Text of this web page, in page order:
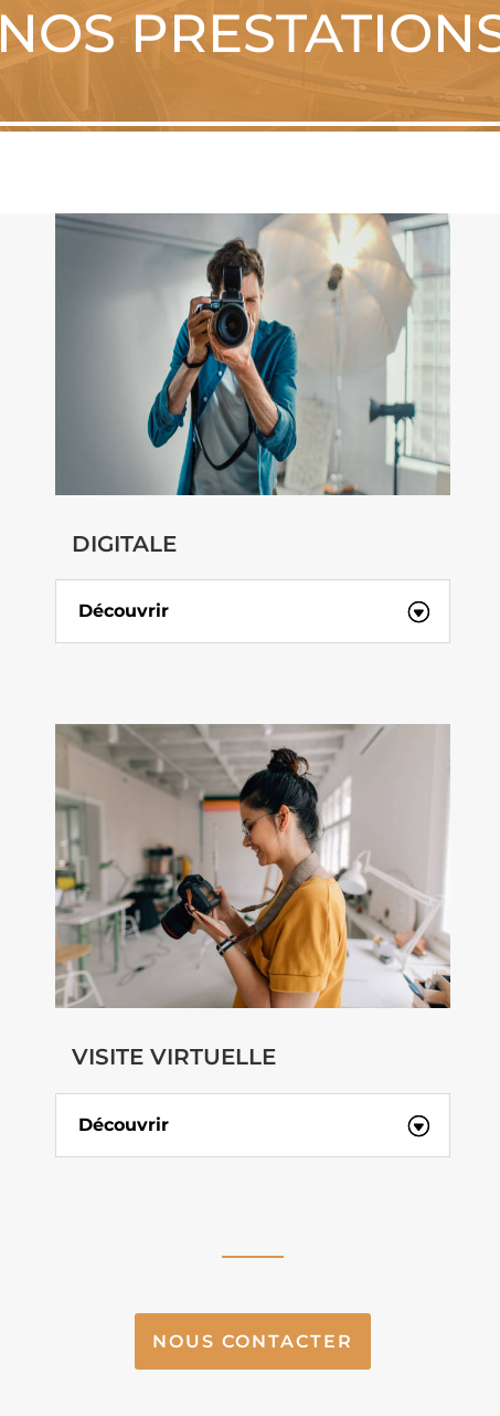
NOS
DIGITALE
Découvrir
VISITE VIRTUELLE
Découvrir
NOUS CONTACTER